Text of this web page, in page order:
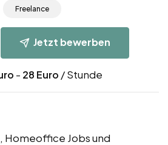
Freelance
Jetzt bewerben
- 28 Euro / Stunde
Homeoffice Jobs und